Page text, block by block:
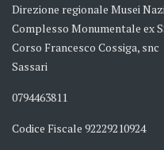
Direzione regionale Musei
Complesso Monumentale ex
Corso Francesco Cossiga, snc
Sassari
0794463811
Codice Fiscale 92229210924